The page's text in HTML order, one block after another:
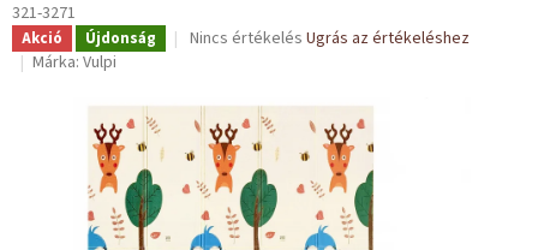
321-3271
Akció Újdonság
A
értékelése
5-
ből
csillag.
Nincs értékelés Ugrás az értékeléshez
Márka: Vulpi